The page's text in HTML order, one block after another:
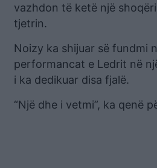
vazhdon të ketë një
tjetrin.
Noizy ka shijuar së fundmi
performancat e Ledrit në
i ka dedikuar disa fjalë.
“Një dhe i vetmi”, ka qenë